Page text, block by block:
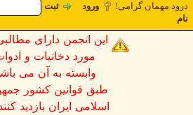
مهمان گرامی!
ورود ثبت
این انجمن دارای مطالبی در
مورد دخانیات و ادوات
وابسته به آن می باشد
طبق قوانین کشور جمهوری
اسلامی ایران بازدید کنندگان